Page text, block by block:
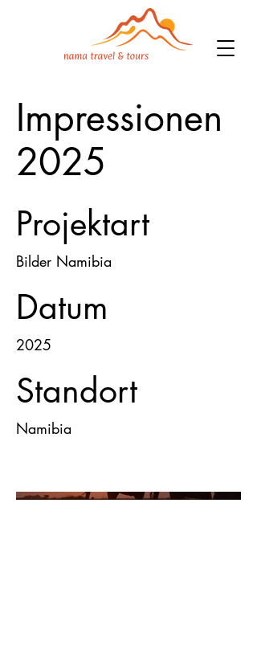
Impressionen
2025
Projektart
Bilder Namibia
Datum
2025
Standort
Namibia